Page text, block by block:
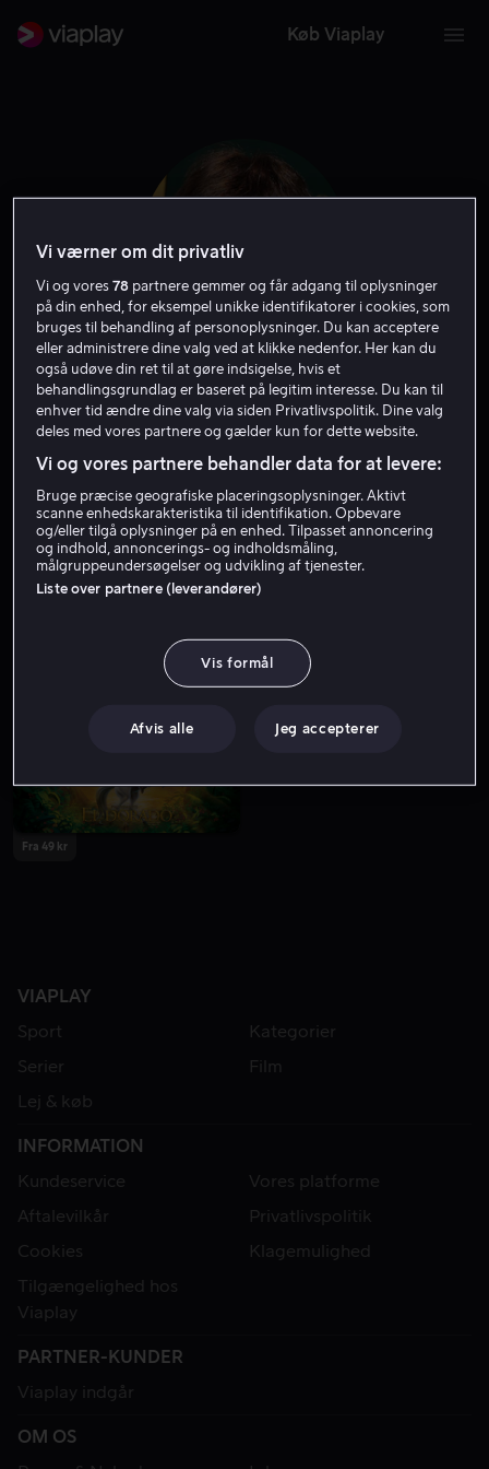
Køb Viaplay
Will Finn
Fra 55 kr
Fra 49 kr
VIAPLAY
Sport
Kategorier
Serier
Film
Lej & køb
INFORMATION
Kundeservice
Vores platforme
Aftalevilkår
Privatlivspolitik
Cookies
Klagemulighed
Tilgængelighed hos
Viaplay
PARTNER-KUNDER
Viaplay indgår
OM OS
Vi værner om dit privatliv
Vi og vores78 partnere gemmer og får adgang til oplysninger
på din enhed, for eksempel unikke identifikatorer i cookies, som
bruges til behandling af personoplysninger. Du kan acceptere
eller administrere dine valg ved at klikke nedenfor. Her kan du
også udøve din ret til at gøre indsigelse, hvis et
behandlingsgrundlag er baseret på legitim interesse. Du kan til
enhver tid ændre dine valg via siden Privatlivspolitik. Dine valg
deles med vores partnere og gælder kun for dette website.
Vi og vores partnere behandler data for at levere:
Bruge præcise geografiske placeringsoplysninger. Aktivt
scanne enhedskarakteristika til identifikation. Opbevare
og/eller tilgå oplysninger på en enhed. Tilpasset annoncering
og indhold, annoncerings- og indholdsmåling,
målgruppeundersøgelser og udvikling af tjenester.
Liste over partnere (leverandører)
Vis formål
Afvis alle Jeg accepterer